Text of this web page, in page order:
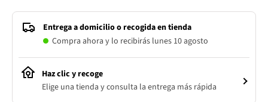
Entrega a domicilio o recogida en tienda
Compra ahora y lo recibirás lunes 10 agosto
Haz clic y recoge
Elige una tienda y consulta la entrega más rápida